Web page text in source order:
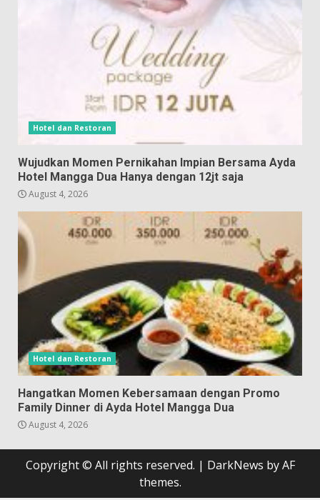
Hotel dan Restoran
Wujudkan Momen Pernikahan Impian Bersama Ayda
Hotel Mangga Dua Hanya dengan 12jt saja
August 4, 2026
Hotel dan Restoran
Hangatkan Momen Kebersamaan dengan Promo
Family Dinner di Ayda Hotel Mangga Dua
August 4, 2026
Copyright © All rights reserved. | DarkNews by AF
themes.